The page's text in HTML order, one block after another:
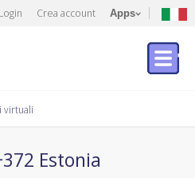
Login Crea account Apps
Estonia